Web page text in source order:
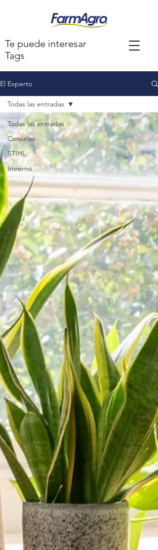
Te puede interesar
Tags
El Experto
Todas las entradas
Consejos
STIHL
Invierno
Todas las entradas